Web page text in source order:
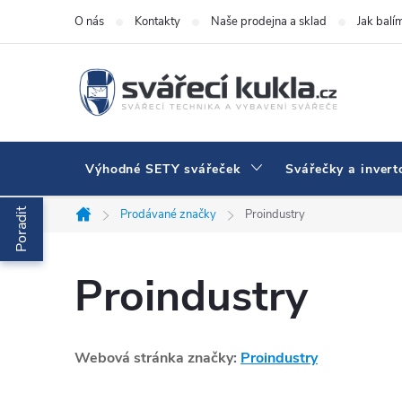
Přejít na obsahO nás Kontakty Naše prodejna a sklad Jak
Výhodné SETY svářeček Svářečky a
Domů
Prodávané značky Proindustry
Proindustry
Webová stránka značky: Proindustry
Poradit